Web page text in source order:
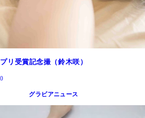
リ受賞記念撮（鈴木咲）
グラビアニュース